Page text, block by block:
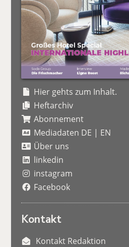
Hier gehts zum Inhalt.
Heftarchiv
Abonnement
Mediadaten DE | EN
Über uns
linkedin
instagram
Facebook
Kontakt
Kontakt Redaktion